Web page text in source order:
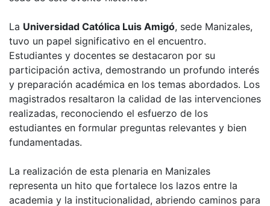
La Universidad Católica Luis Amigó, sede Manizales,
tuvo un papel significativo en el encuentro.
Estudiantes y docentes se destacaron por su
participación activa, demostrando un profundo interés
y preparación académica en los temas abordados. Los
magistrados resaltaron la calidad de las intervenciones
realizadas, reconociendo el esfuerzo de los
estudiantes en formular preguntas relevantes y bien
fundamentadas.
La realización de esta plenaria en Manizales
representa un hito que fortalece los lazos entre la
academia y la institucionalidad, abriendo caminos para